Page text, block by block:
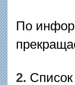
По
2. Список